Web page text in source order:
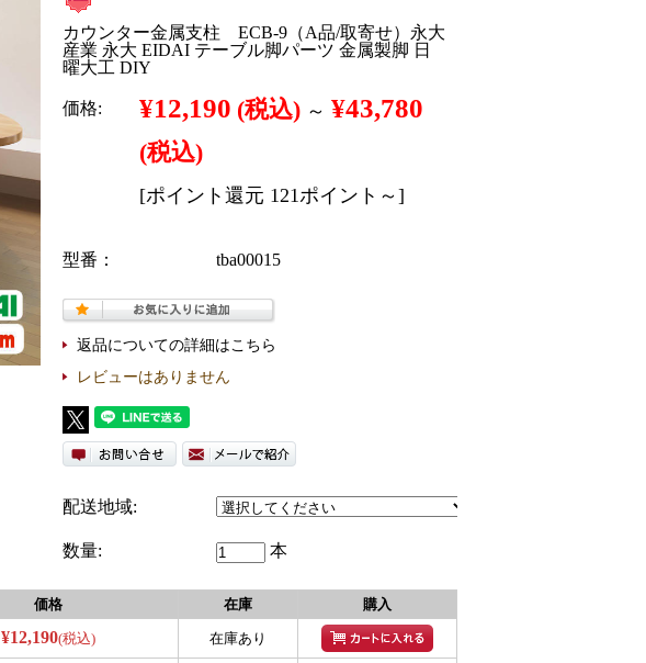
カウンター金属支柱 ECB-9（A品/取寄せ）永大
産業 永大 EIDAI テーブル脚パーツ 金属製脚 日
曜大工 DIY
価格: ¥12,190 (税込) ～ ¥43,780
(税込)
[ポイント還元 121ポイント～]
型番： tba00015
返品についての詳細はこちら
レビューはありません
配送地域:
数量: 本
価格 在庫 購入
¥12,190(税込) 在庫あり